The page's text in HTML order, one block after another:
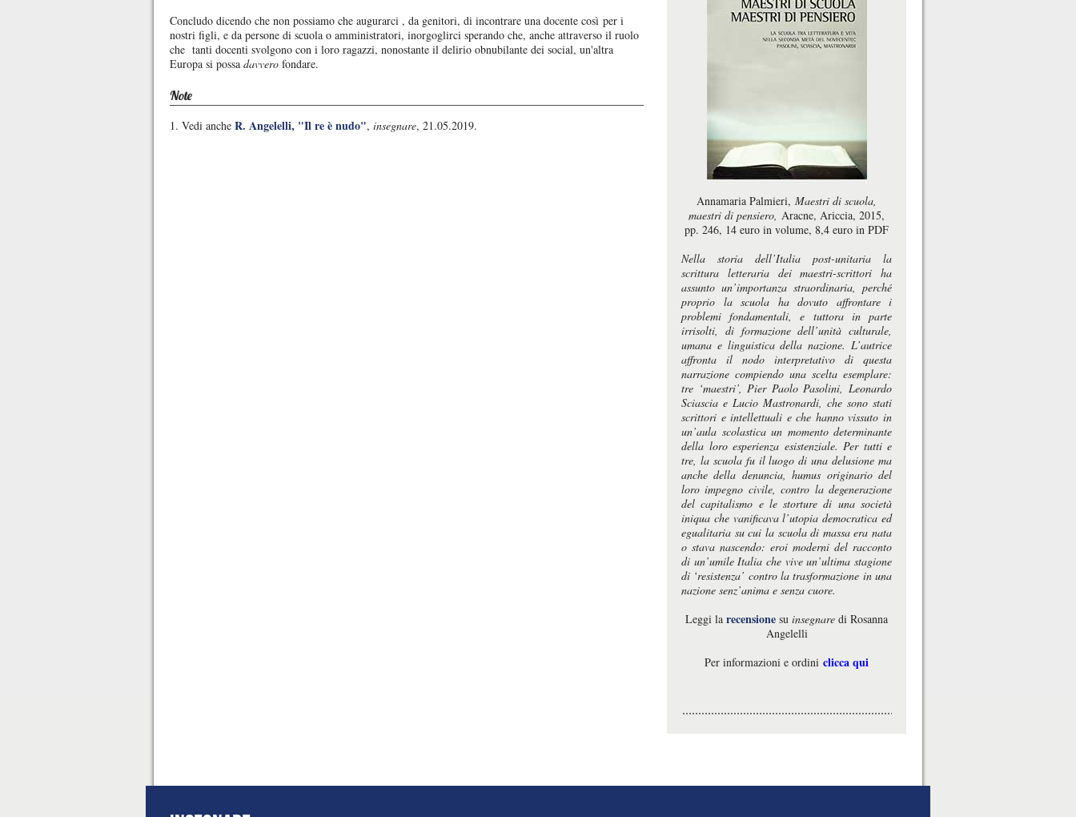
Concludo dicendo che non possiamo che augurarci , da genitori, di incontrare una docente così per i
nostri figli, e da persone di scuola o amministratori, inorgoglirci sperando che, anche attraverso il ruolo
che tanti docenti svolgono con i loro ragazzi, nonostante il delirio obnubilante dei social, un'altra
Europa si possa davvero fondare.
Note
1. Vedi anche R. Angelelli, "Il re è nudo", insegnare, 21.05.2019.
Annamaria Palmieri, Maestri di scuola,
maestri di pensiero, Aracne, Ariccia, 2015,
pp. 246, 14 euro in volume, 8,4 euro in PDF
Nella storia dell’Italia post-unitaria la
scrittura letteraria dei maestri-scrittori ha
assunto un’importanza straordinaria, perché
proprio la scuola ha dovuto affrontare i
problemi fondamentali, e tuttora in parte
irrisolti, di formazione dell’unità culturale,
umana e linguistica della nazione. L’autrice
affronta il nodo interpretativo di questa
narrazione compiendo una scelta esemplare:
tre ‘maestri’, Pier Paolo Pasolini, Leonardo
Sciascia e Lucio Mastronardi, che sono stati
scrittori e intellettuali e che hanno vissuto in
un’aula scolastica un momento determinante
della loro esperienza esistenziale. Per tutti e
tre, la scuola fu il luogo di una delusione ma
anche della denuncia, humus originario del
loro impegno civile, contro la degenerazione
del capitalismo e le storture di una società
iniqua che vanificava l’utopia democratica ed
egualitaria su cui la scuola di massa era nata
o stava nascendo: eroi moderni del racconto
di un’umile Italia che vive un’ultima stagione
di ‘resistenza’ contro la trasformazione in una
nazione senz’anima e senza cuore.
Leggi la recensione su insegnare di Rosanna
Angelelli
Per informazioni e ordini clicca qui